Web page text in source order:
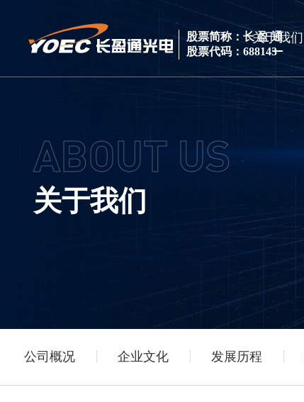
股票简称：长 盈 通
股票代码：688143
关于我们
ABOUT US
关于我们
公司概况 企业文化 发展历程